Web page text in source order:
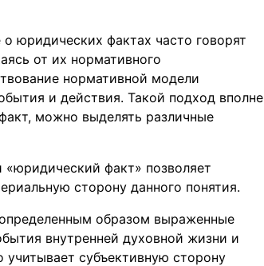
юридических фактах часто говорят
от их нормативного
нормативной модели
и действия. Такой подход вполне
можно выделять различные
факт» позволяет
сторону данного понятия.
образом выраженные
внутренней духовной жизни и
субъективную сторону